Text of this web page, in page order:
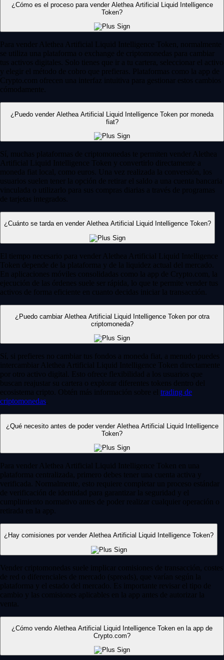
¿Cómo es el proceso para vender Alethea Artificial Liquid Intelligence
Token?
Para vender Alethea Artificial Liquid Intelligence Token, normalmente
se utiliza una plataforma o exchange de criptomonedas para cambiar
tus activos digitales. Solo tienes que ir a tu cartera, seleccionar el activo
y elegir el método de cobro que prefieras. Plataformas como la app de
Crypto.com ofrecen una interfaz intuitiva para gestionar estos cambios
cómodamente.
¿Puedo vender Alethea Artificial Liquid Intelligence Token por moneda
fiat?
Sí, muchas plataformas de criptomonedas te permiten vender Alethea
Artificial Liquid Intelligence Token y convertirlo directamente a
moneda fiat local, como euros. Una vez realizada la conversión, los
usuarios suelen tener la opción de retirar el saldo a una cuenta bancaria
vinculada o utilizarlo para sus compras diarias a través de programas
de tarjetas integrados.
¿Cuánto se tarda en vender Alethea Artificial Liquid Intelligence Token?
El tiempo necesario para vender Alethea Artificial Liquid Intelligence
Token depende de la plataforma y de la liquidez actual del mercado.
En aplicaciones móviles consolidadas como la app de Crypto.com, la
ejecución de las órdenes suele ser rápida, lo que te permite vender tus
activos de forma eficiente en cuanto decidas iniciar la transacción.
¿Puedo cambiar Alethea Artificial Liquid Intelligence Token por otra
criptomoneda?
Sí, si prefieres no cambiar tus fondos a moneda fiat, a menudo puedes
intercambiar Alethea Artificial Liquid Intelligence Token directamente
por otro activo digital. Esto ofrece flexibilidad a los usuarios que
buscan reajustar su cartera o explorar diferentes tokens dentro del
ecosistema cripto. Obtén más información sobre el trading de
criptomonedas
¿Qué necesito antes de poder vender Alethea Artificial Liquid Intelligence
Token?
Para vender Alethea Artificial Liquid Intelligence Token en una
plataforma centralizada, primero debes tener una cuenta activa y
verificada. Normalmente, esto requiere completar un proceso estándar
de verificación de identidad para garantizar la seguridad y el
cumplimiento normativo antes de poder realizar cualquier operación o
retirada en la app.
¿Hay comisiones por vender Alethea Artificial Liquid Intelligence Token?
Vender criptomonedas suele implicar comisiones de transacción, costes
de red o diferenciales de mercado (spreads), que varían según la
plataforma y el estado del mercado. Es importante revisar el tipo de
cambio y las comisiones aplicables en la app antes de autorizar la
venta.
¿Cómo vendo Alethea Artificial Liquid Intelligence Token en la app de
Crypto.com?